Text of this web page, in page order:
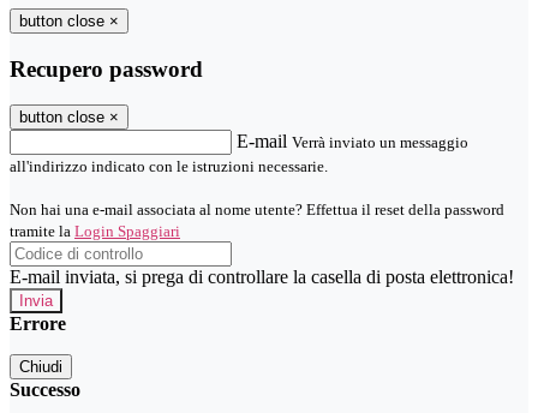
button close ×
Recupero password
button close ×
E-mail Verrà inviato un messaggio
all'indirizzo indicato con le istruzioni necessarie.
Non hai una e-mail associata al nome utente? Effettua il reset della password
tramite la Login Spaggiari
E-mail inviata, si prega di controllare la casella di posta elettronica!
Errore
Chiudi
Successo